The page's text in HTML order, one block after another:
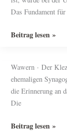
Chefinnen
für
und
Das Fundament
Eine
für
Kanzem
und
Wawern
Beitrag lesen »
Wawern · Der
ehemaligen
die Erinnerung an
Die
Zum
Beitrag lesen »